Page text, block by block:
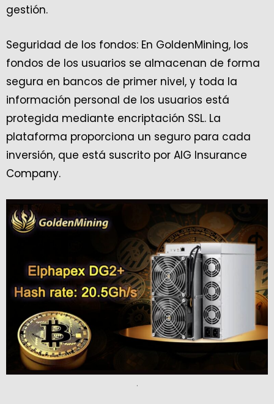
gestión.
Seguridad de los fondos: En GoldenMining, los
fondos de los usuarios se almacenan de forma
segura en bancos de primer nivel, y toda la
información personal de los usuarios está
protegida mediante encriptación SSL. La
plataforma proporciona un seguro para cada
inversión, que está suscrito por AIG Insurance
Company.
.